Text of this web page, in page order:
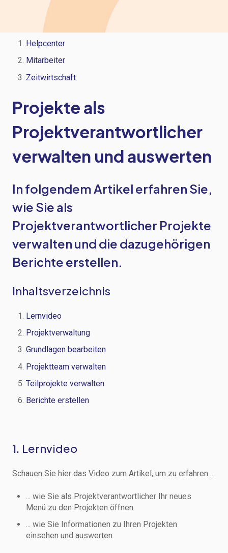
Helpcenter
Mitarbeiter
Zeitwirtschaft
Projekte als
Projektverantwortlicher
verwalten und auswerten
In folgendem Artikel erfahren Sie,
wie Sie als
Projektverantwortlicher Projekte
verwalten und die dazugehörigen
Berichte erstellen.
Inhaltsverzeichnis
Lernvideo
Projektverwaltung
Grundlagen bearbeiten
Projektteam verwalten
Teilprojekte verwalten
Berichte erstellen
1. Lernvideo
Schauen Sie hier das Video zum Artikel, um zu erfahren ...
... wie Sie als Projektverantwortlicher Ihr neues
Menü zu den Projekten öffnen.
... wie Sie Informationen zu Ihren Projekten
einsehen und auswerten.